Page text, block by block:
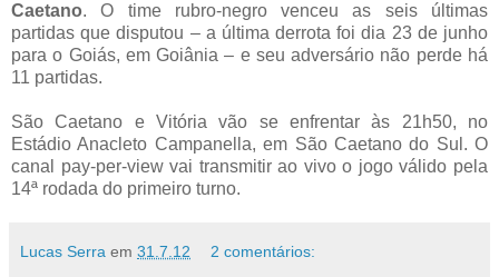
Caetano. O time rubro-negro venceu as seis últimas
partidas que disputou – a última derrota foi dia 23 de junho
para o Goiás, em Goiânia – e seu adversário não perde há
11 partidas.
São Caetano e Vitória vão se enfrentar às 21h50, no
Estádio Anacleto Campanella, em São Caetano do Sul. O
canal pay-per-view vai transmitir ao vivo o jogo válido pela
14ª rodada do primeiro turno.
Lucas Serra em 31.7.12 2 comentários: